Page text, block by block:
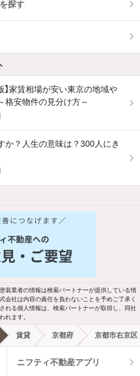
探す
】家賃相場が安い東京の地域や
格安物件の見分け方～
か？人生の意味は？300人にき
います！
2階以上
ペット相談
独立洗面台
都市ガス
オートロック
装業者の情報は検索パートナーが提供している情
会社は内容の責任を負わないことを予めご了承く
れる個人情報は、検索パートナーが取得し、同社
れます。
賃貸 京都府 京都市右京区
ニフティ不動産アプリ